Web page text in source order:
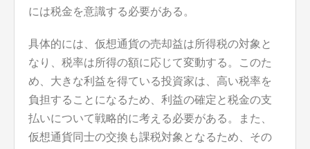
には税金を意識する必要がある。
具体的には、仮想通貨の売却益は所得税の対象と
なり、税率は所得の額に応じて変動する。このた
め、大きな利益を得ている投資家は、高い税率を
負担することになるため、利益の確定と税金の支
払いについて戦略的に考える必要がある。また、
仮想通貨同士の交換も課税対象となるため、その